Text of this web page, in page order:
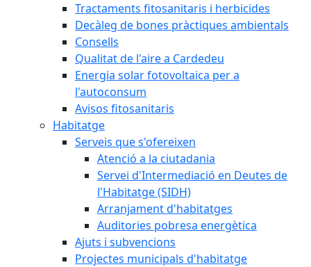
Tractaments fitosanitaris i herbicides
Decàleg de bones pràctiques ambientals
Consells
Qualitat de l'aire a Cardedeu
Energia solar fotovoltaica per a
l'autoconsum
Avisos fitosanitaris
Habitatge
Serveis que s'ofereixen
Atenció a la ciutadania
Servei d'Intermediació en Deutes de
l'Habitatge (SIDH)
Arranjament d'habitatges
Auditories pobresa energètica
Ajuts i subvencions
Projectes municipals d'habitatge